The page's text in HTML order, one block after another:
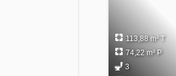
113,88 m² T
74,22 m² P
3